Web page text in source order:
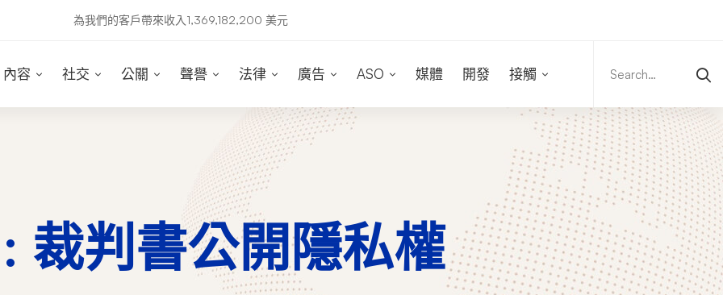
為我們的客戶帶來收入1,369,182,200 美元
內容 社交 公關 聲譽 法律 廣告 ASO 媒體 開發 接觸
for:
裁判書公開隱私權